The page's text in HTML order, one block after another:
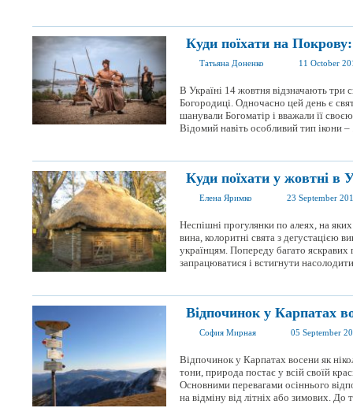
Куди поїхати на
Татьяна Доненко 11 October
В Україні 14 жовтня відзначають три
Богородиці. Одночасно цей день є
шанували Богоматір і вважали її
Відомий навіть особливий тип ікони –
Куди поїхати у жовтні в
Елена Яримко 23 September
Неспішні прогулянки по алеях, на
вина, колоритні свята з дегустацією
українцям. Попереду багато яскравих
запрацюватися і встигнути
Відпочинок у Карпатах
София Мирная 05 September
Відпочинок у Карпатах восени як
тони, природа постає у всій своїй
Основними перевагами осіннього
на відміну від літніх або зимових. До